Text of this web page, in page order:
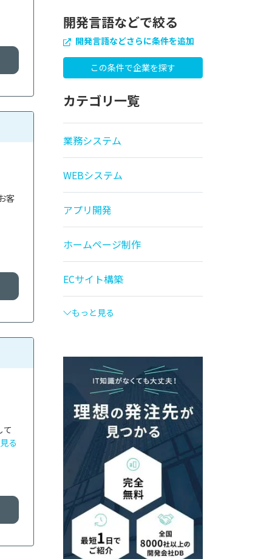
客
て
る
開発言語などで絞る
開発言語などさらに条件を追加
カテゴリ一覧
業務システム
WEBシステム
アプリ開発
ホームページ制作
ECサイト構築
もっと見る